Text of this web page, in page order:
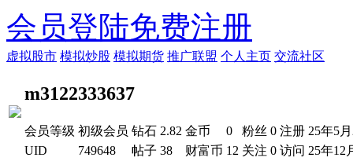
会员登陆免费注册
虚拟股市 模拟炒股 模拟期货 推广联盟 个人主页 交流社区
m3122333637
会员等级 初级会员 钻石 2.82 金币 0 粉丝 0 注册 25年5
UID
749648 帖子 38 财富币 12 关注 0 访问 25年12